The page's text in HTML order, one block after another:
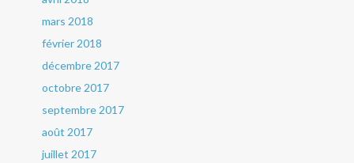
mars 2018
février 2018
décembre 2017
octobre 2017
septembre 2017
août 2017
juillet 2017